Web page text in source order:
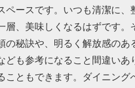
ペースです。いつも清潔に
層、美味しくなるはずです
の秘訣や、明るく解放感の
ども参考になること間違い
ともできます。ダイニン